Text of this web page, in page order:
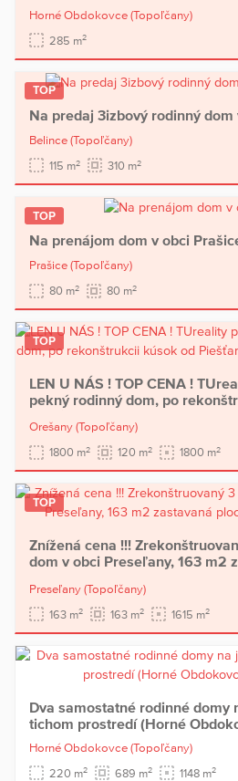
Horné Obdokovce (Topoľčany)
285 m2
TOP
Na predaj 3izbový rodinný dom
Belince (Topoľčany)
115 m2 310 m2
TOP
Na prenájom dom v obci
Prašice (Topoľčany)
80 m2 80 m2
TOP
LEN U NÁS ! TOP CENA !
pekný rodinný dom, po
Orešany (Topoľčany)
1800 m2 120 m2 1800 m2
TOP
Znížená cena !!!
dom v obci Preseľany, 163 m2
Preseľany (Topoľčany)
163 m2 163 m2 1615 m2
Dva samostatné rodinné domy
tichom prostredí (Horné
Horné Obdokovce (Topoľčany)
220 m2 689 m2 1148 m2